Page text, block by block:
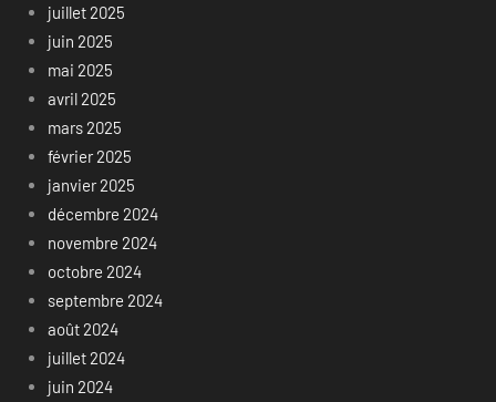
juillet 2025
juin 2025
mai 2025
avril 2025
mars 2025
février 2025
janvier 2025
décembre 2024
novembre 2024
octobre 2024
septembre 2024
août 2024
juillet 2024
juin 2024